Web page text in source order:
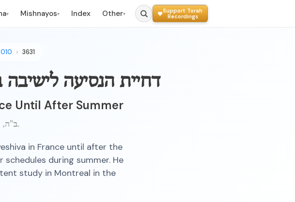
▾ Mishnayos▾ Index Other▾
Support Torah
Recordings
010 3631
דחיית הנסיעה
Until After Summer
ב"ה, י"א תמוז, תשט"ו ברוקלין.
in France until after the
during summer. He
study in Montreal in the